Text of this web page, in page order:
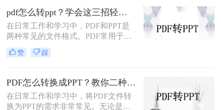
文将介绍三种常用的PDF转PPT的方
法。
pdf怎么转ppt？学会这三招轻松搞定转换！
在日常工作和学习中，PDF和PPT是
两种常见的文件格式。PDF常用于文
档的查看和分享，而PPT则更多地用
于制作演示文稿和进行演讲。有时，
式，以便进行编辑、修改或展示。那
么pdf怎么转ppt呢？本文将介绍三种
将PDF转换为PPT的方法：使用专业
赞 踩
PDF怎么转换成PPT？教你二种转换方法！
在日常工作和学习中，将PDF文件转
换为PPT的需求非常常见。无论是为